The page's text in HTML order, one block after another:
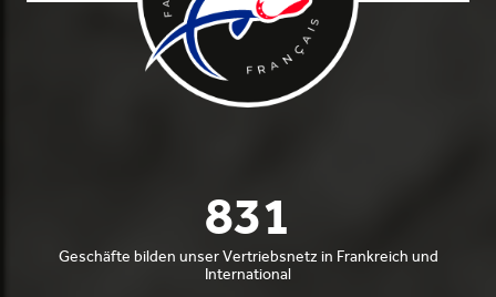
900
Geschäfte bilden unser Vertriebsnetz in Frankreich und
International